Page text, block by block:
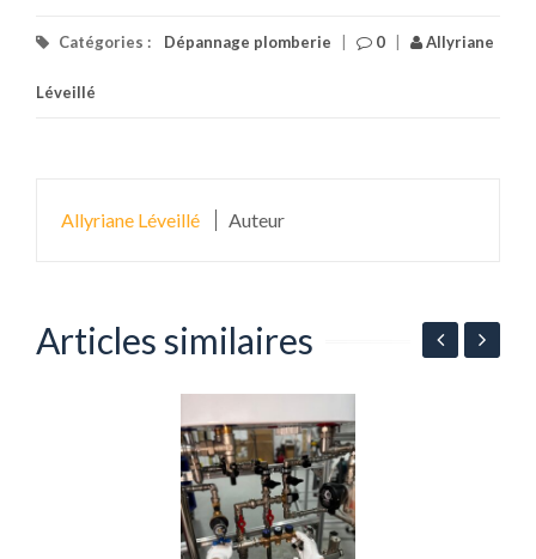
Catégories : Dépannage plomberie 0 Allyriane
Léveillé
Allyriane Léveillé Auteur
Articles similaires